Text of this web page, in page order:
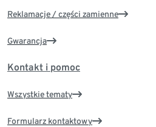
Reklamacje / części zamienne
Gwarancja
Kontakt i pomoc
Wszystkie tematy
Formularz kontaktowy